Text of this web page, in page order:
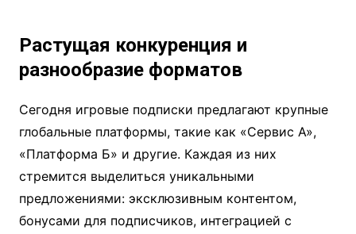
Растущая конкуренция и
разнообразие форматов
Сегодня игровые подписки предлагают крупные
глобальные платформы, такие как «Сервис А»,
«Платформа Б» и другие. Каждая из них
стремится выделиться уникальными
предложениями: эксклюзивным контентом,
бонусами для подписчиков, интеграцией с